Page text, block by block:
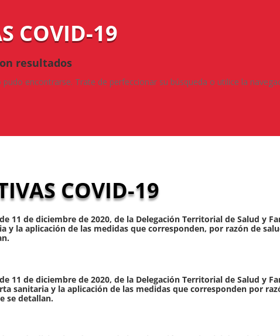
COVID-19
resultados
pudo encontrarse. Trate de perfeccionar su búsqueda o utilice la
COVID-19
11 de diciembre de 2020, de la Delegación Territorial de Salud y
y la aplicación de las medidas que corresponden, por razón de
11 de diciembre de 2020, de la Delegación Territorial de Salud y
sanitaria y la aplicación de las medidas que corresponden por
se detallan.